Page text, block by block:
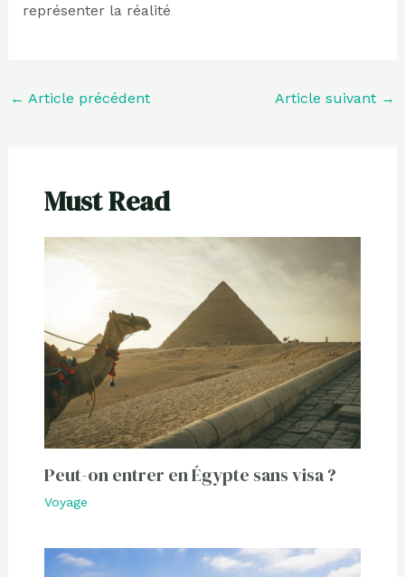
représenter la réalité
← Article précédent Article suivant →
Must Read
Peut-on entrer en Égypte sans visa ?
Voyage